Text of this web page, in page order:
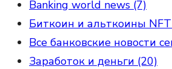
Banking world news (7)
Биткоин и альткоины
Все банковские новости
Заработок и деньги (20)